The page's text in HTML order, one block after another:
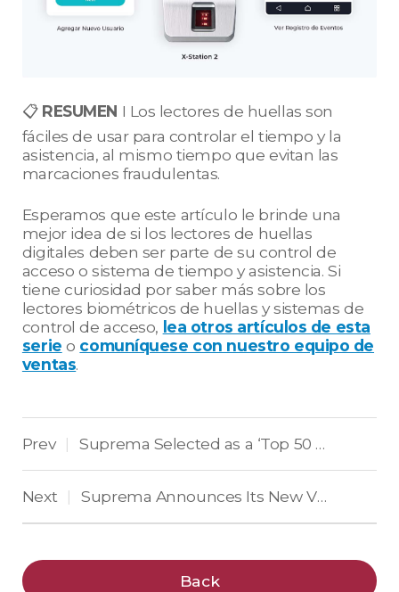
📋RESUMEN I Los lectores de huellas son
fáciles de usar para controlar el tiempo y la
asistencia, al mismo tiempo que evitan las
marcaciones fraudulentas.
Esperamos que este artículo le brinde una
mejor idea de si los lectores de huellas
digitales deben ser parte de su control de
acceso o sistema de tiempo y asistencia. Si
tiene curiosidad por saber más sobre los
lectores biométricos de huellas y sistemas de
control de acceso, lea otros artículos de esta
serie o comuníquese con nuestro equipo de
ventas.
Prev | Suprema Selected as a ‘Top 50 Global Security Company’ for 11 Consecutive Years
Next | Suprema Announces Its New Vision at 2022 Global Partner Summit
Back